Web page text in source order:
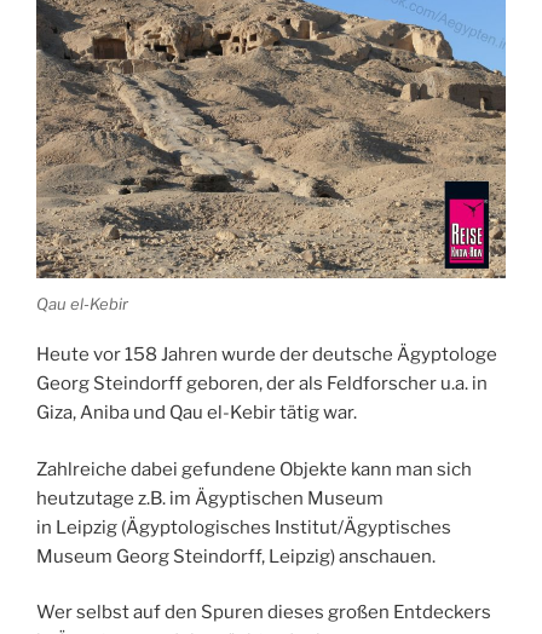
Qau el-Kebir
Heute vor 158 Jahren wurde der deutsche Ägyptologe
Georg Steindorff geboren, der als Feldforscher u.a. in
Giza, Aniba und Qau el-Kebir tätig war.
Zahlreiche dabei gefundene Objekte kann man sich
heutzutage z.B. im Ägyptischen Museum
in Leipzig (Ägyptologisches Institut/Ägyptisches
Museum Georg Steindorff, Leipzig) anschauen.
Wer selbst auf den Spuren dieses großen Entdeckers